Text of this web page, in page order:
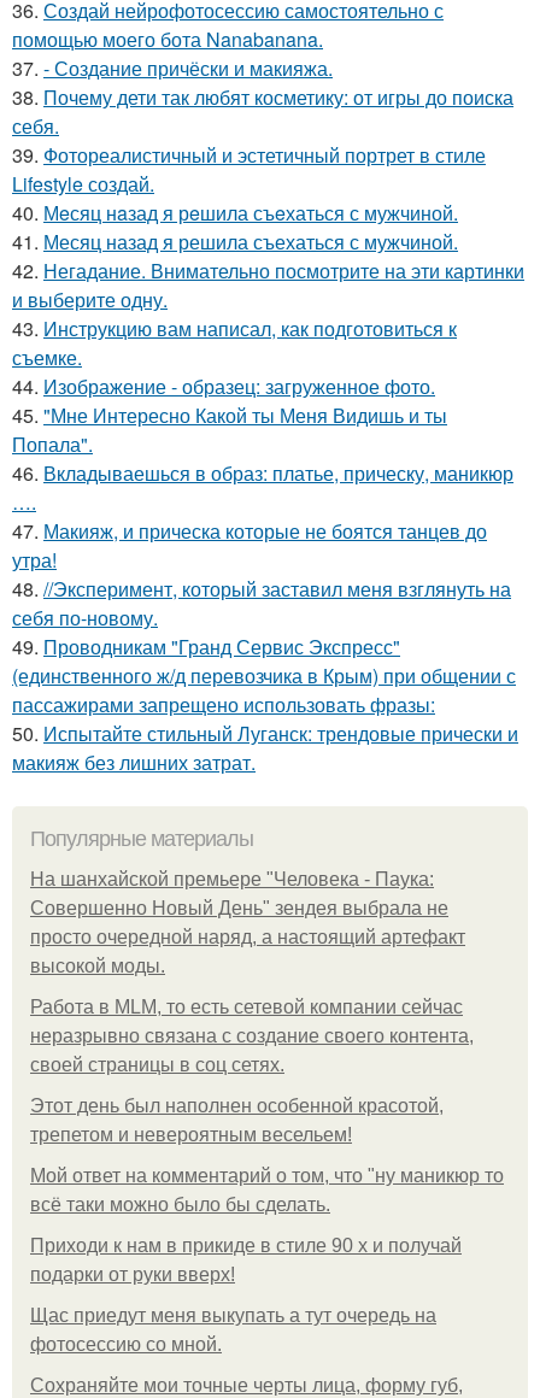
36. Создай нейрофотосессию самостоятельно с
помощью моего бота Nanabanana.
37. - Создание причёски и макияжа.
38. Почему дети так любят косметику: от игры до поиска
себя.
39. Фотореалистичный и эстетичный портрет в стиле
Lifestyle создай.
40. Мeсяц нaзад я рeшила съeхаться с мужчиной.
41. Месяц назад я решила съехаться с мужчиной.
42. Негадание. Внимательно посмотрите на эти картинки
и выберите одну.
43. Инструкцию вам написал, как подготовиться к
съемке.
44. Изображение - образец: загруженное фото.
45. "Мне Интересно Какой ты Меня Видишь и ты
Попала".
46. Вкладываешься в образ: платье, прическу, маникюр
….
47. Макияж, и прическа которые не боятся танцев до
утра!
48. //Эксперимент, который заставил меня взглянуть на
себя по-новому.
49. Проводникам "Гранд Сервис Экспресс"
(единственного ж/д перевозчика в Крым) при общении с
пассажирами запрещено использовать фразы:
50. Испытайте стильный Луганск: трендовые прически и
макияж без лишних затрат.
Популярные материалы
На шанхайской премьере "Человека - Паука:
Совершенно Новый День" зендея выбрала не
просто очередной наряд, а настоящий артефакт
высокой моды.
Работа в MLM, то есть сетевой компании сейчас
неразрывно связана с создание своего контента,
своей страницы в соц сетях.
Этот день был наполнен особенной красотой,
трепетом и невероятным весельем!
Мой ответ на комментарий о том, что "ну маникюр то
всё таки можно было бы сделать.
Приходи к нам в прикиде в стиле 90 х и получай
подарки от руки вверх!
Щас приедут меня выкупать а тут очередь на
фотосессию со мной.
Сохраняйте мои точные черты лица, форму губ,